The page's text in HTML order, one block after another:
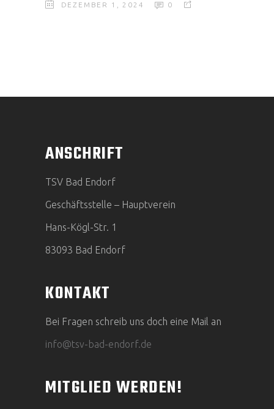
DEZEMBER 1, 2024 0
ANSCHRIFT
TSV Bad Endorf
Geschäftsstelle – Hauptverein
Hans-Kögl-Str. 1
83093 Bad Endorf
KONTAKT
Bei Fragen schreib uns doch eine Mail an
info@tsv-bad-endorf.de
MITGLIED WERDEN!